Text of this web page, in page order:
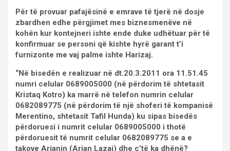
Për të provuar pafajësinë e emrave të tjerë në dosje
zbardhen edhe përgjimet mes biznesmenëve në
kohën kur kontejneri ishte ende duke udhëtuar për të
konfirmuar se personi që kishte hyrë garant t’i
furnizonte me vaj palme ishte Harizaj.
“Në bisedën e realizuar në dt.20.3.2011 ora 11.51.45
numri celular 0689005000 (në përdorim të shtetasit
Kristaq Kotro) ka marrë në telefon numrin celular
0682089775 (në përdorim të një shoferi të kompanisë
Merentino, shtetasit Tafil Hunda) ku sipas bisedës
përdoruesi i numrit celular 0689005000 i thotë
përdoruesit të numrit celular 0682089775 se a e
takove Arjanin (Arjan Lazaj) dhe ç’të ka dhënë?